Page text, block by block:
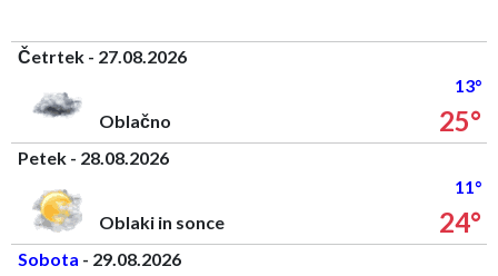
Četrtek - 27.08.2026
13°
Oblačno
25°
Petek - 28.08.2026
11°
Oblaki in sonce
24°
Sobota - 29.08.2026